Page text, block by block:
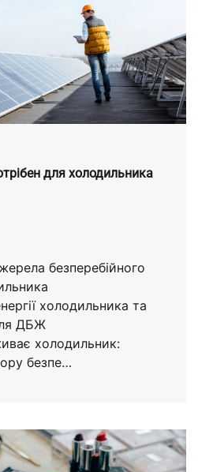
для холодильника
безперебійного
холодильника та
ДБЖ
холодильник:
безпе…